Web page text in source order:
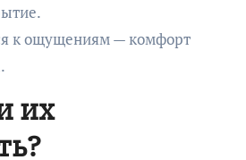
к ощущениям — комфорт
их